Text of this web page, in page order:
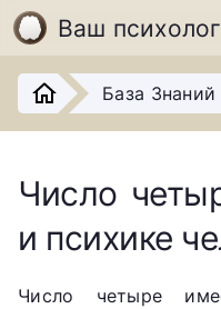
Ваш психолог
База Знаний
Число
и психике
Число четыре